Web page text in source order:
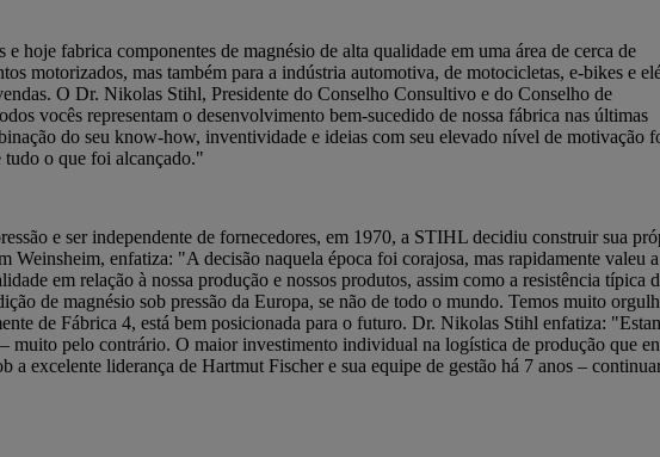
fabrica componentes de magnésio de alta qualidade em uma área de cerca de
motorizados, mas também para a indústria automotiva, de motocicletas, e-bikes e
O Dr. Nikolas Stihl, Presidente do Conselho Consultivo e do Conselho de
vocês representam o desenvolvimento bem-sucedido de nossa fábrica nas últimas
do seu know-how, inventividade e ideias com seu elevado nível de motivação
tudo o que foi alcançado."
e ser independente de fornecedores, em 1970, a STIHL decidiu construir sua
enfatiza: "A decisão naquela época foi corajosa, mas rapidamente valeu a
em relação à nossa produção e nossos produtos, assim como a resistência típica
de magnésio sob pressão da Europa, se não de todo o mundo. Temos muito
de Fábrica 4, está bem posicionada para o futuro. Dr. Nikolas Stihl enfatiza:
muito pelo contrário. O maior investimento individual na logística de produção que
excelente liderança de Hartmut Fischer e sua equipe de gestão há 7 anos –